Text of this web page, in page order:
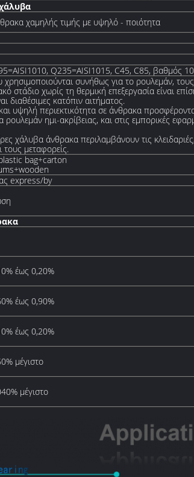
χαμηλής τιμής με υψηλό - ποιότητα
Q235=AISI1015, C45, C85, βαθμός
συνήθως για το ρουλεμάν,
στάδιο χωρίς τη θερμική επεξεργασία είναι
διαθέσιμες κατόπιν αιτήματος.
υψηλή περιεκτικότητα σε άνθρακα
ρουλεμάν ημι-ακρίβειας, και στις εμπορικές
χάλυβα άνθρακα περιλαμβάνουν τις
τους μεταφορείς.
bag+carton
express/by
έως 0,20%
έως 0,90%
έως 0,20%
μέγιστο
μέγιστο